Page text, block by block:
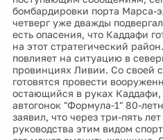
бомбардировки порта Марса-
четверг уже дважды
есть опасения, что Каддафи
на этот стратегический
повлияет на ситуацию в
провинциях Ливии. Со своей
готовятся провести
остающийся в руках
автогонок "Формула-1" 80-
заявил, что через три-пять
руководства этим видом